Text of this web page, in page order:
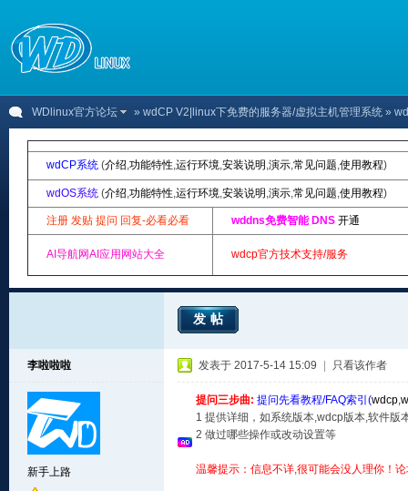
WDlinux官方论坛 » wdCP V2|linux下免费的服务器/虚拟主机管理系统 »
wdCP系统 (介绍,功能特性,运行环境,安装说明 ,演示,常见问题,使用教程)
wdOS系统 (介绍,功能特性,运行环境,安装说明 ,演示,常见问题,使用教程)
注册 发贴 提问 回复-必看必看 wddns免费智能 DNS 开通
AI导航网AI应用网站大全 wdcp官方技术支持/服务
发帖
李啦啦啦
新手上路
发表于 2017-5-14 15:09 只看该作者
提问三步曲: 提问先看教程/FAQ索引(wdcp,
1 提供详细，如系统版本,wdcp版本,软件版
2 做过哪些操作或改动设置等
温馨提示：信息不详,很可能会没人理你！